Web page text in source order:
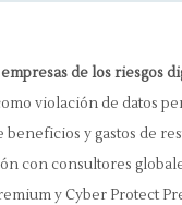
de los riesgos
violación de datos
y gastos de
con consultores
y Cyber Protect